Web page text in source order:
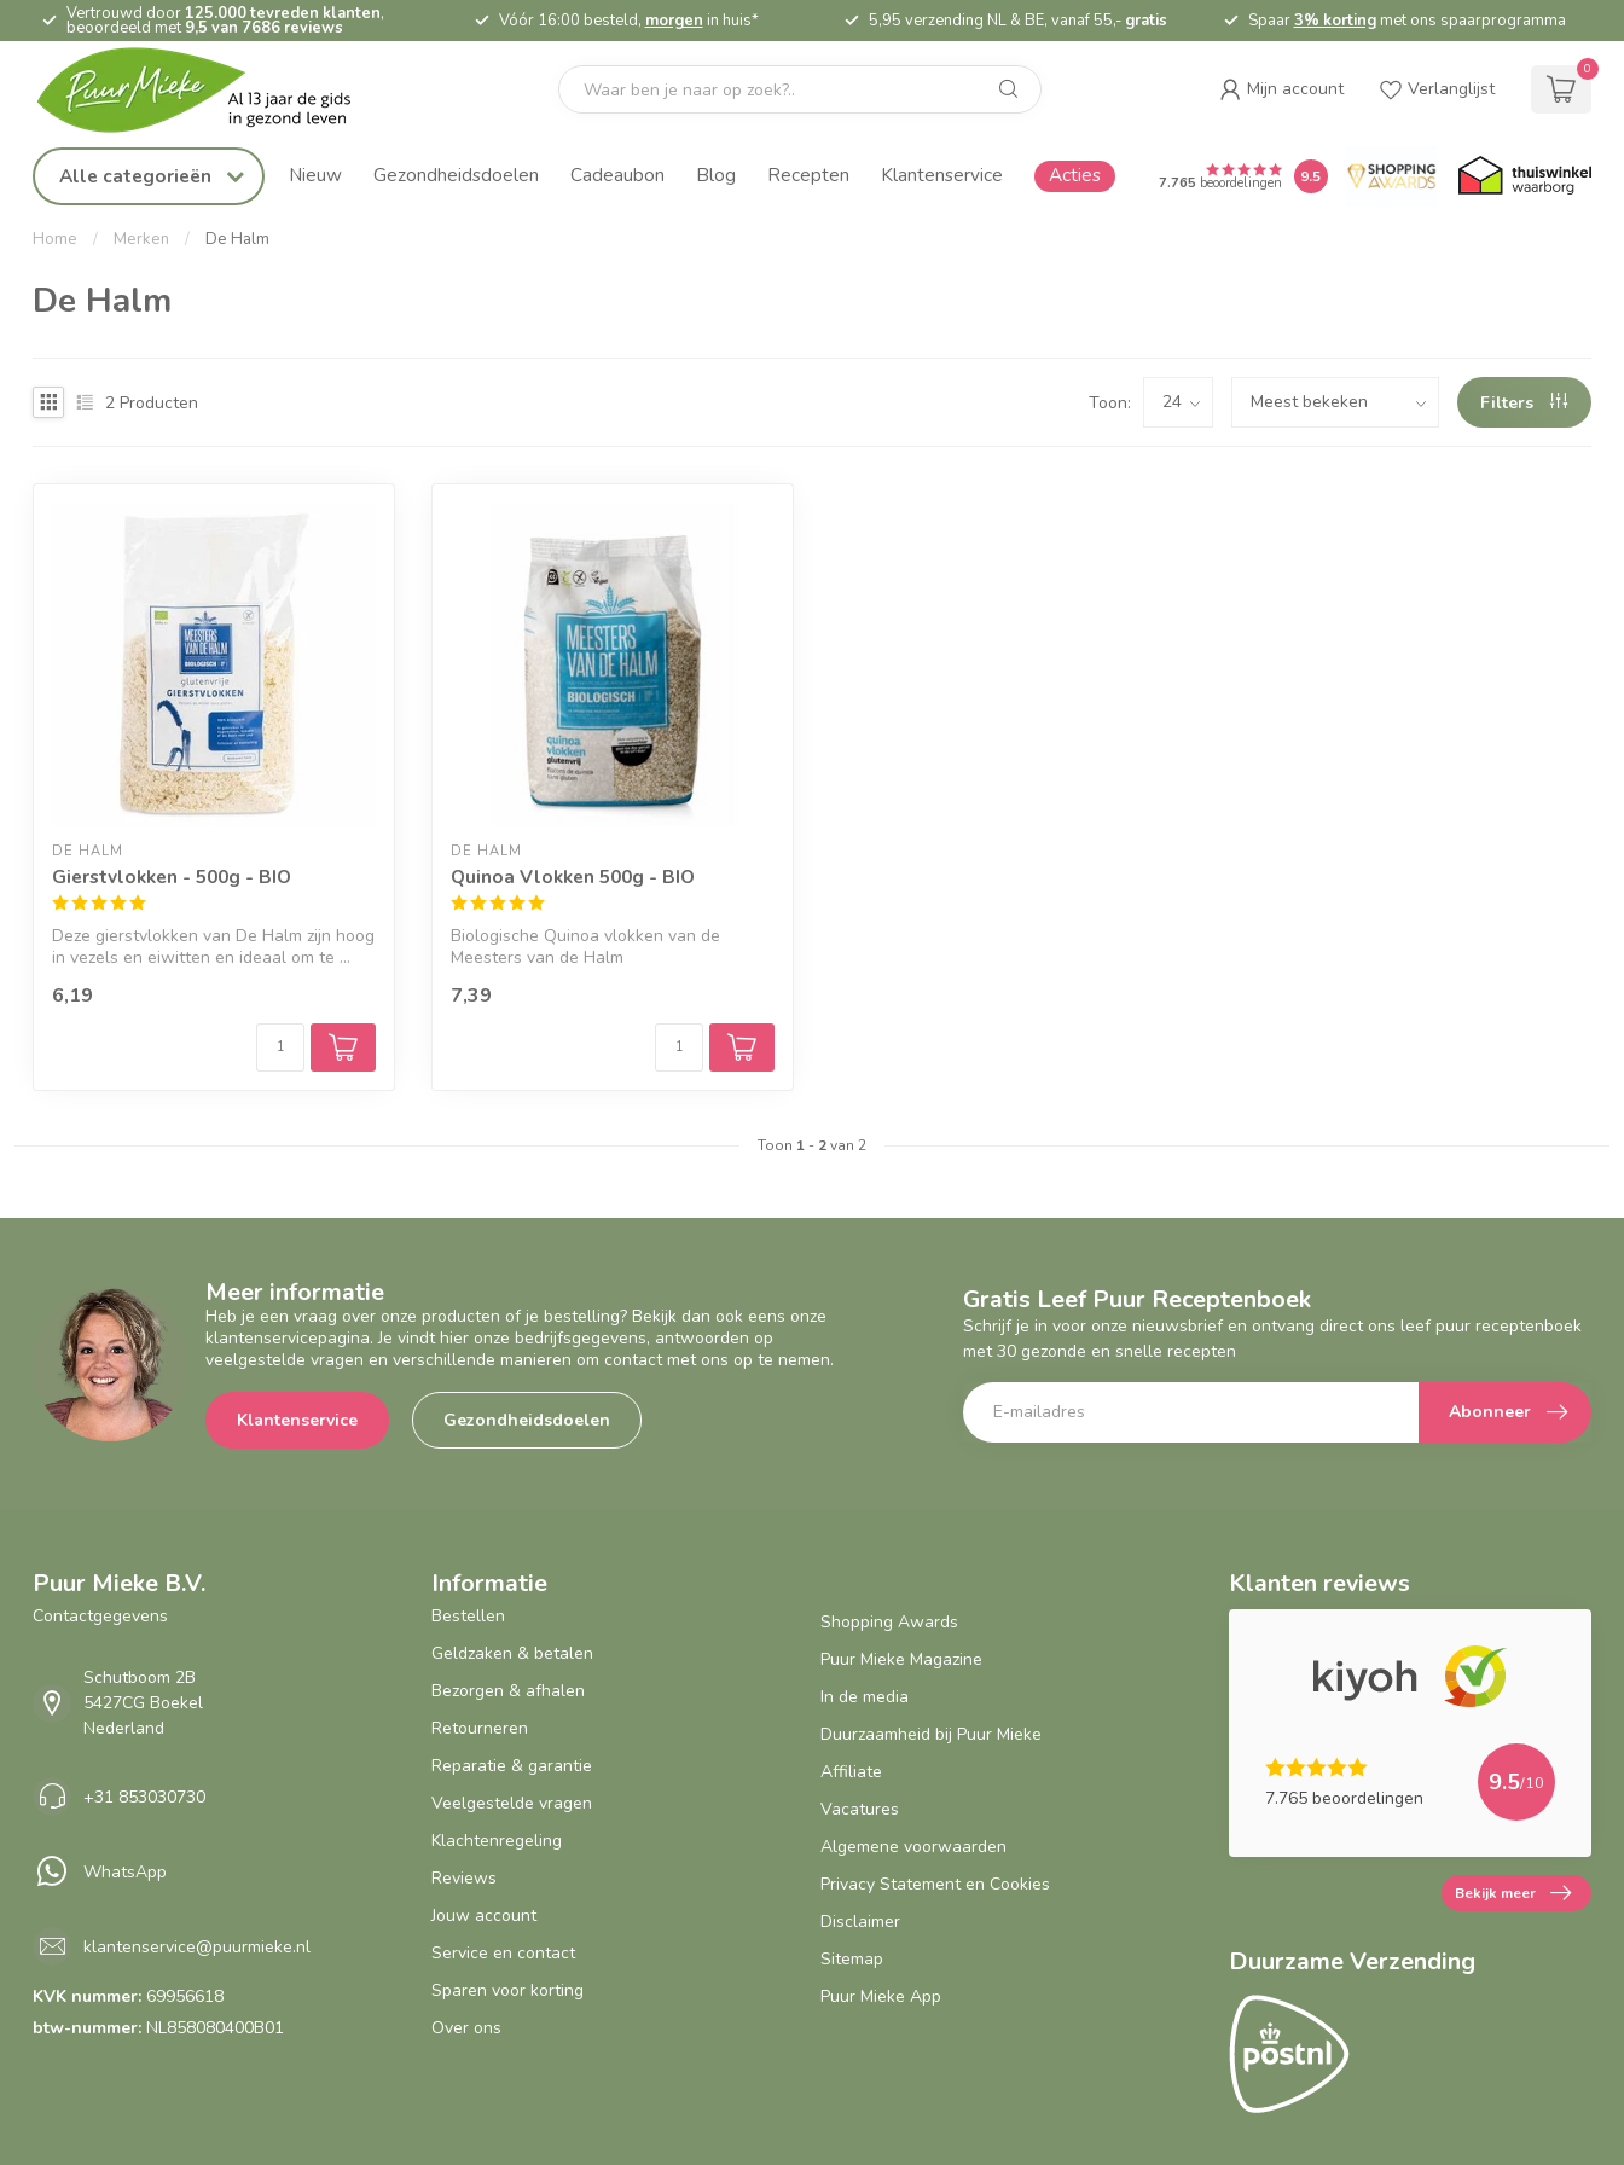
Vertrouwd door 125.000 tevreden klanten,
beoordeeld met 9,5 van 7686 reviews Vóór 16:00 besteld, morgen in huis* 5,95 verzending NL & BE, vanaf 55,- gratis Spaar3% kortingmet ons spaarprogramma
Mijn account Verlanglijst
0
Alle categorieën Nieuw Gezondheidsdoelen Cadeaubon Blog Recepten Klantenservice Acties 7.765 beoordelingen 9.5
Home / Merken / De Halm
De Halm
2 Producten Toon: Filters
DE HALM
Gierstvlokken - 500g - BIO
Deze gierstvlokken van De Halm zijn hoog
in vezels en eiwitten en ideaal om te ...
6,19
DE HALM
Quinoa Vlokken 500g - BIO
Biologische Quinoa vlokken van de
Meesters van de Halm
7,39
Toon 1 - 2van 2
Meer informatie
Heb je een vraag over onze producten of je bestelling? Bekijk dan ook eens onze
klantenservicepagina. Je vindt hier onze bedrijfsgegevens, antwoorden op
veelgestelde vragen en verschillende manieren om contact met ons op te nemen.
Klantenservice Gezondheidsdoelen
Gratis Leef Puur Receptenboek
Schrijf je in voor onze nieuwsbrief en ontvang direct ons leef puur receptenboek
met 30 gezonde en snelle recepten
Abonneer
Puur Mieke B.V.
Contactgegevens
Schutboom 2B
5427CG Boekel
Nederland
+31 853030730
WhatsApp
klantenservice@puurmieke.nl
KVK nummer: 69956618
btw-nummer: NL858080400B01
Informatie
Bestellen
Geldzaken & betalen
Bezorgen & afhalen
Retourneren
Reparatie & garantie
Veelgestelde vragen
Klachtenregeling
Reviews
Jouw account
Service en contact
Sparen voor korting
Over ons
Shopping Awards
Puur Mieke Magazine
In de media
Duurzaamheid bij Puur Mieke
Affiliate
Vacatures
Algemene voorwaarden
Privacy Statement en Cookies
Disclaimer
Sitemap
Puur Mieke App
Klanten reviews
7.765 beoordelingen
9.5/10
Bekijk meer
Duurzame Verzending